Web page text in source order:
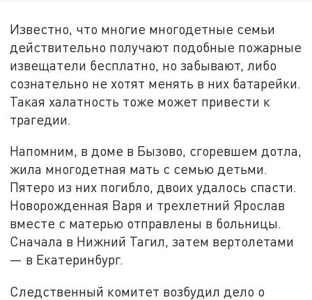
Известно, что многие многодетные семьи
действительно получают подобные пожарные
извещатели бесплатно, но забывают, либо
сознательно не хотят менять в них батарейки.
Такая халатность тоже может привести к
трагедии.
Напомним, в доме в Бызово, сгоревшем дотла,
жила многодетная мать с семью детьми.
Пятеро из них погибло, двоих удалось спасти.
Новорожденная Варя и трехлетний Ярослав
вместе с матерью отправлены в больницы.
Сначала в Нижний Тагил, затем вертолетами
— в Екатеринбург.
Следственный комитет возбудил дело о